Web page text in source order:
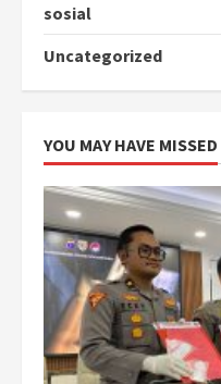
sosial
Uncategorized
YOU MAY HAVE MISSED